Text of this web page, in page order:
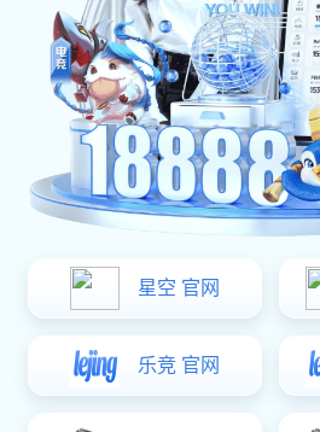
热门关键词：铝合金零件 铝合金外壳